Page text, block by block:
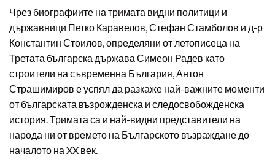
Чрез биографиите на тримата видни политици и
държавници Петко Каравелов, Стефан Стамболов и д-р
Константин Стоилов, определяни от летописеца на
Третата българска държава Симеон Радев като
строители на съвременна България, Антон
Страшимиров е успял да разкаже най-важните моменти
от българската възрожденска и следосвобожденска
история. Тримата са и най-видни представители на
народа ни от времето на Българското възраждане до
началото на XX век.